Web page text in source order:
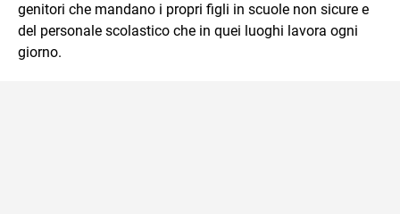
genitori che mandano i propri figli in scuole non sicure e
del personale scolastico che in quei luoghi lavora ogni
giorno.